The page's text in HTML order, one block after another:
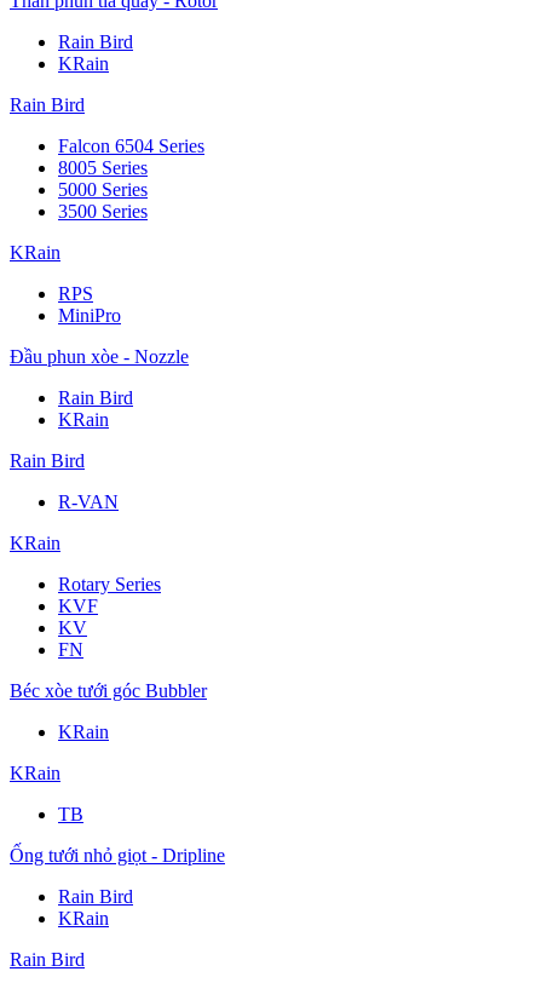
Rain Bird
KRain
Rain Bird
Falcon 6504 Series
8005 Series
5000 Series
3500 Series
KRain
RPS
MiniPro
Đầu phun xòe - Nozzle
Rain Bird
KRain
Rain Bird
R-VAN
KRain
Rotary Series
KVF
KV
FN
Béc xòe tưới góc Bubbler
KRain
KRain
TB
Ống tưới nhỏ giọt - Dripline
Rain Bird
KRain
Rain Bird